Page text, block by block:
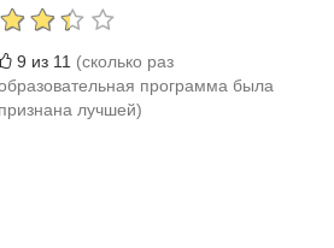
9 из 11 (сколько раз
программа была
признана лучшей)